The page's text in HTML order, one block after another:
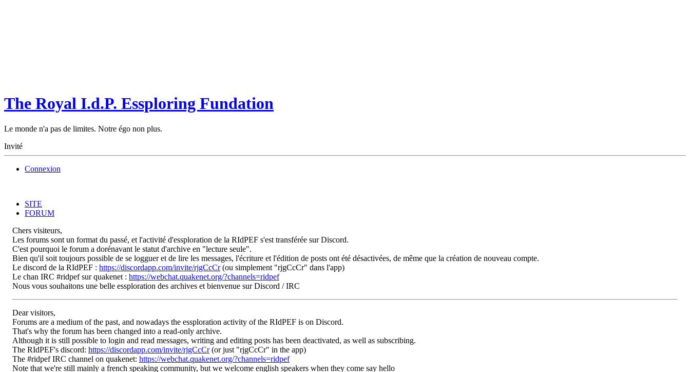
The Royal I.d.P. Essploring Fundation
Le monde n'a pas de limites. Notre égo non plus.
Invité
Connexion
SITE
FORUM
Chers visiteurs,
Les forums sont un format du passé, et l'activité d'essploration de la RIdPEF s'est transférée sur Discord.
C'est pourquoi le forum a dorénavant le statut d'archive en "lecture seule".
Bien qu'il soit toujours possible de se logguer et de lire les messages, l'écriture et l'édition de posts ont été désactivées, de même que la création de nouveau compte.
Le discord de la RIdPEF : https://discordapp.com/invite/rjgCcCr(ou simplement "rjgCcCr" dans l'app)
Le chan IRC #ridpef sur quakenet : https://webchat.quakenet.org/?channels=ridpef
Nous vous souhaitons une belle essploration des archives et bienvenue sur Discord / IRC
Dear visitors,
Forums are a medium of the past, and nowadays the essploration activity of the RIdPEF is on Discord.
That's why the forum has been changed into a read-only archive.
Although it is still possible to login and read messages, writing and editing posts has been deactivated, as well as subscribing.
The RIdPEF's discord: https://discordapp.com/invite/rjgCcCr(or just "rjgCcCr" in the app)
The #ridpef IRC channel on quakenet: https://webchat.quakenet.org/?channels=ridpef
Note that we're still mainly a french speaking community, but we welcome english speakers when they come say hello